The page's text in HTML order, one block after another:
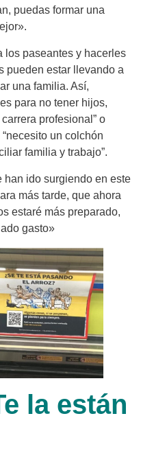
puedas formar una
los paseantes y hacerles
pueden estar llevando a
una familia. Así,
para no tener hijos,
profesional” o
un colchón
familia y trabajo”.
han ido surgiendo en este
más tarde, que ahora
estaré más preparado,
gasto»
la están